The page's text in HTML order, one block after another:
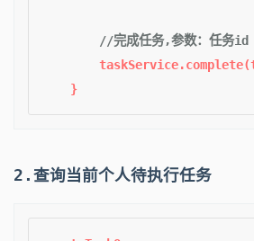
//完成任务,参数：任务id
2.查询当前个人待执行任务